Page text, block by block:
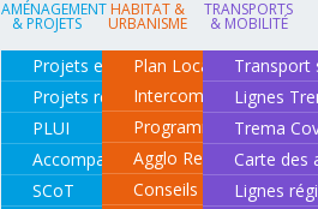
AMÉNAGEMENT
& PROJETS
Projets en cours
Projets réalisés
PLUI
Accompagnement de projets
SCoT
HABITAT &
URBANISME
Plan Local d'Urbanisme
Intercommunal
Programme local de
Agglo Renov
Conseils pour rénover
TRANSPORTS
& MOBILITÉ
Transport
Lignes
Trema
Carte des
Lignes